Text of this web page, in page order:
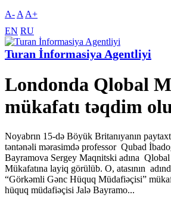
A- A A+
EN RU
Turan İnformasiya Agentliyi
Londonda Qlobal
mükafatı təqdim
Noyabrın 15-də Böyük Britanıyanın
təntənəli mərasimdə professor Qubad
Bayramova Sergey Maqnitski adına Qlobal
Mükafatına layiq görülüb. O, atasının
“Görkəmli Gənc Hüquq Müdafiəçisi”
hüquq müdafiəçisi Jalə Bayramo...